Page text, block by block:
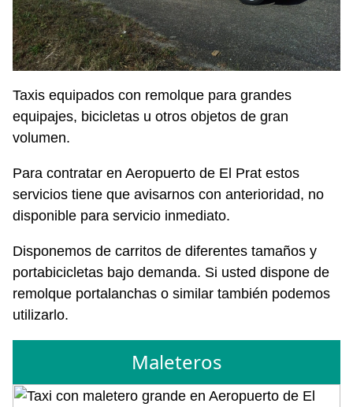
Taxis equipados con remolque para grandes
equipajes, bicicletas u otros objetos de gran
volumen.
Para contratar en Aeropuerto de El Prat estos
servicios tiene que avisarnos con anterioridad, no
disponible para servicio inmediato.
Disponemos de carritos de diferentes tamaños y
portabicicletas bajo demanda. Si usted dispone de
remolque portalanchas o similar también podemos
utilizarlo.
Maleteros